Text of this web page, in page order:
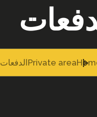
Private area الدفعات